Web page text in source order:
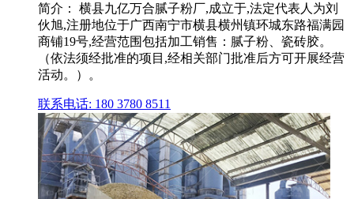
简介： 横县九亿万合腻子粉厂,成立于,法定代表人为刘
伙旭,注册地位于广西南宁市横县横州镇环城东路福满园
商铺19号,经营范围包括加工销售：腻子粉、瓷砖胶。
（依法须经批准的项目,经相关部门批准后方可开展经营
活动。）。
联系电话: 180 3780 8511